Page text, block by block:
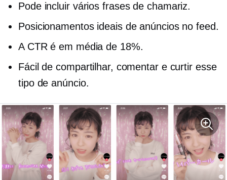
Pode incluir vários frases de chamariz.
Posicionamentos ideais de anúncios no feed.
A CTR é em média de 18%.
Fácil de compartilhar, comentar e curtir esse
tipo de anúncio.